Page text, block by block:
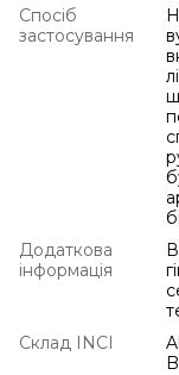
Спосіб
застосування
Додаткова
інформація
Склад INCI